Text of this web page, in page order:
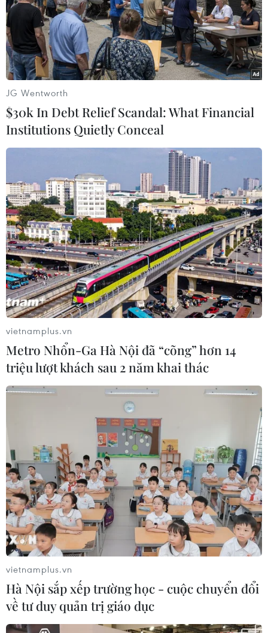
JG Wentworth
$30k In Debt Relief Scandal: What Financial
Institutions Quietly Conceal
vietnamplus.vn
Metro Nhổn-Ga Hà Nội đã “cõng” hơn 14
triệu lượt khách sau 2 năm khai thác
vietnamplus.vn
Hà Nội sắp xếp trường học - cuộc chuyển đổi
về tư duy quản trị giáo dục